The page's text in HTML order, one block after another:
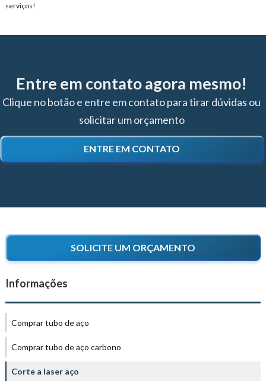
serviços!
Entre em contato agora mesmo!
Clique no botão e entre em contato para tirar dúvidas ou
solicitar um orçamento
ENTRE EM CONTATO
SOLICITE UM ORÇAMENTO
Informações
Comprar tubo de aço
Comprar tubo de aço carbono
Corte a laser aço